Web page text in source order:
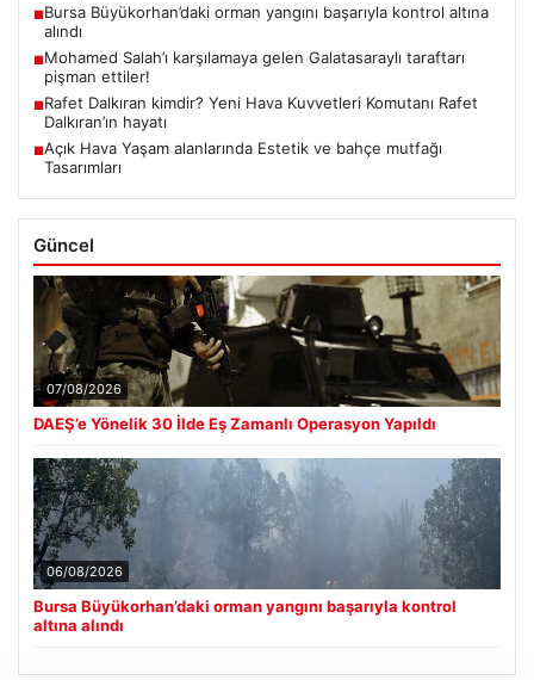
■Bursa Büyükorhan’daki orman yangını başarıyla kontrol altına
alındı
■Mohamed Salah’ı karşılamaya gelen Galatasaraylı taraftarı
pişman ettiler!
■Rafet Dalkıran kimdir? Yeni Hava Kuvvetleri Komutanı Rafet
Dalkıran’ın hayatı
■Açık Hava Yaşam alanlarında Estetik ve bahçe mutfağı
Tasarımları
Güncel
07/08/2026
DAEŞ’e Yönelik 30 İlde Eş Zamanlı Operasyon Yapıldı
06/08/2026
Bursa Büyükorhan’daki orman yangını başarıyla kontrol
altına alındı